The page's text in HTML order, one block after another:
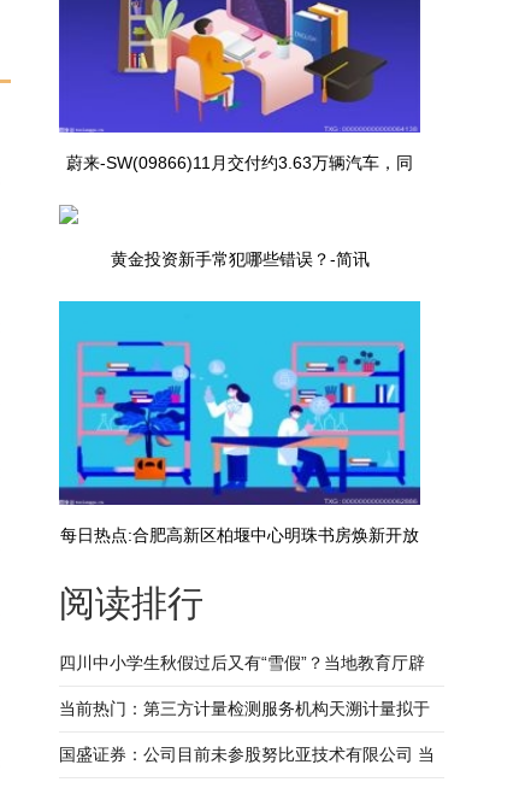
蔚来-SW(09866)11月交付约3.63万辆汽车，同
黄金投资新手常犯哪些错误？-简讯
每日热点:合肥高新区柏堰中心明珠书房焕新开放
阅读排行
四川中小学生秋假过后又有“雪假”？当地教育厅辟
谣：并无这一假期安排-快播报
当前热门：第三方计量检测服务机构天溯计量拟于
创业板IPO上市
国盛证券：公司目前未参股努比亚技术有限公司 当